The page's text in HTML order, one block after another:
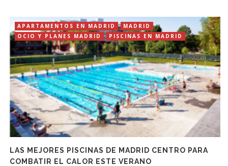
APARTAMENTOS EN MADRID
MADRID
OCIO Y PLANES MADRID
PISCINAS EN MADRID
LAS MEJORES PISCINAS DE MADRID CENTRO PARA
COMBATIR EL CALOR ESTE VERANO